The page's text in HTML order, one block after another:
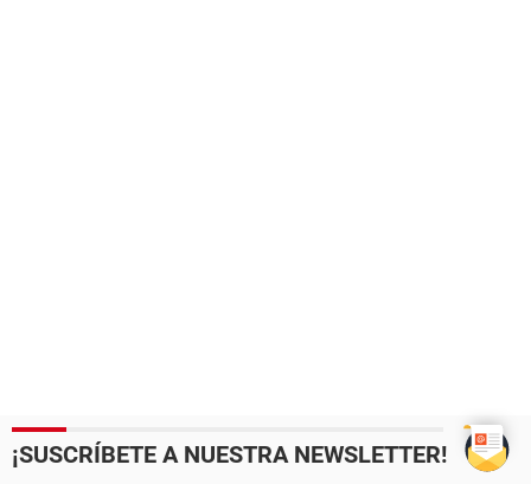
¡SUSCRÍBETE A NUESTRA NEWSLETTER!